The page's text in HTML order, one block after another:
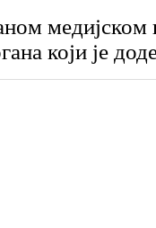
медијском
који је